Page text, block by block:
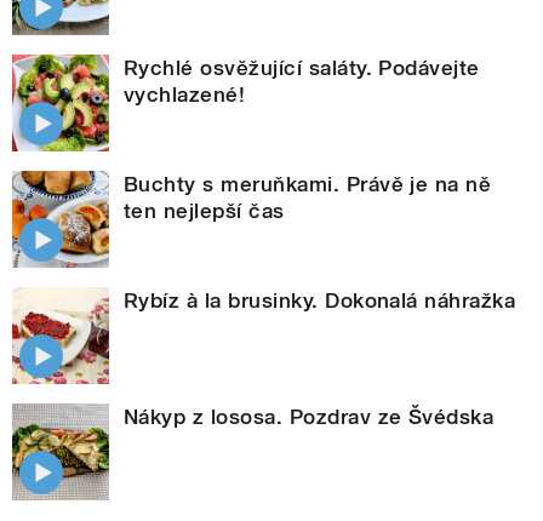
Rychlé osvěžující saláty. Podávejte
vychlazené!
Buchty s meruňkami. Právě je na ně
ten nejlepší čas
Rybíz à la brusinky. Dokonalá náhražka
Nákyp z lososa. Pozdrav ze Švédska